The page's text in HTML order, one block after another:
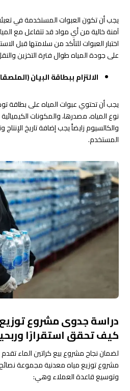
يجب أن تكون العبوات المستخدمة في
آمنة خالية من أي مواد قد تتفاعل مع
اختبار العبوات للتأكد من سلامتها قبل
على جودة المياه طوال فترة التخزين
الالتزام ببطاقة البيان
يجب أن تحتوي عبوات المياه على بطاقة
نوع المياه، مصدرها، والمكونات
والكالسيوم زايضاً يجب إضافة تاريخ الإنتاج
المستخدم.
دراسة جدوى مشروع
كيف تحقق استقرارًا
لضمان نجاح مشروع بيع كراتين الماء
مشروع توزيع مياه معدنية مجموعة
وتوسيع قاعدة العملاء وهي: